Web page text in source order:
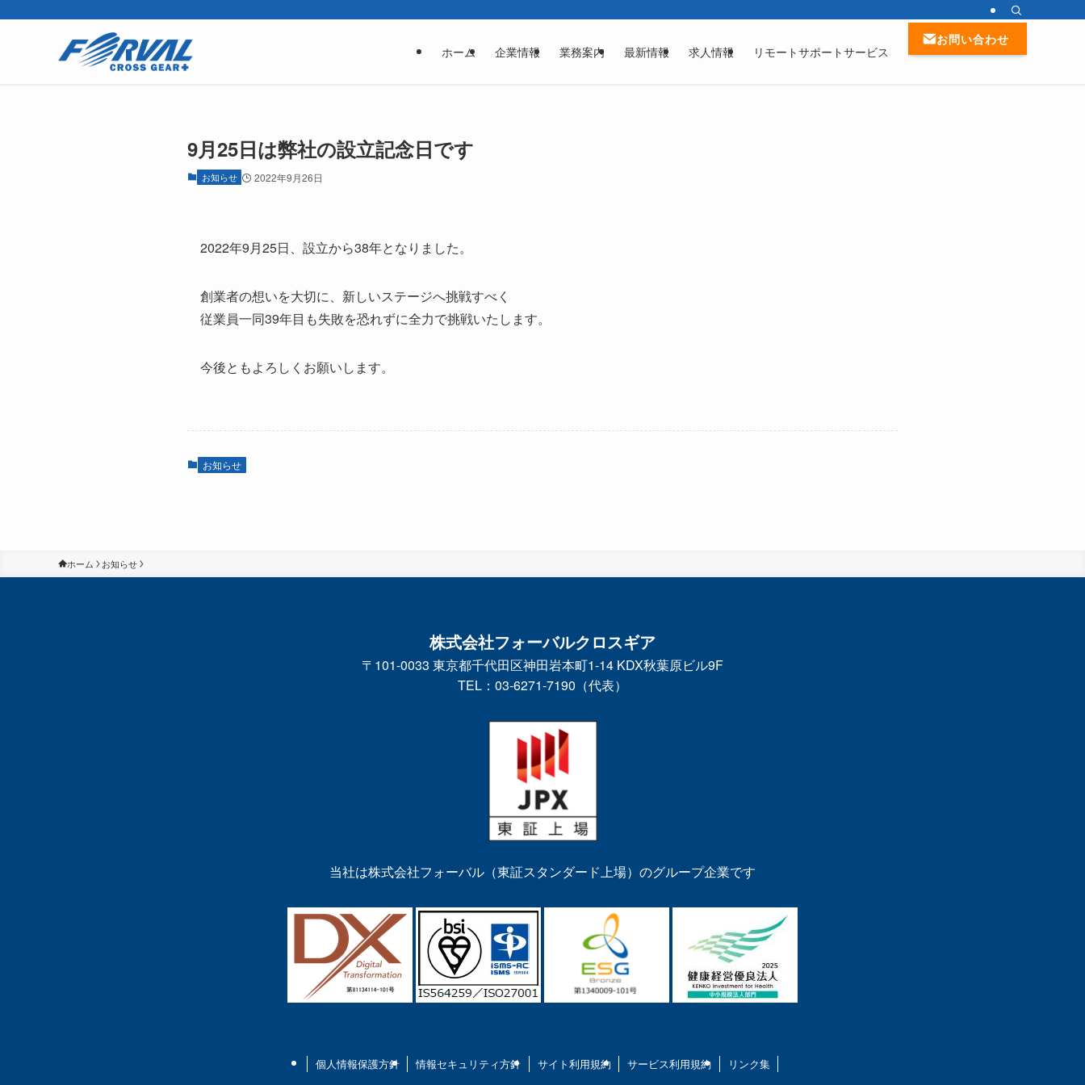
ホーム 企業情報 業務案内 最新情報 求人情報 リモートサポートサービス
お問い合わせ
9月25日は弊社の設立記念日です
お知らせ 2022年9月26日
2022年9月25日、設立から38年となりました。
創業者の想いを大切に、新しいステージへ挑戦すべく
従業員一同39年目も失敗を恐れずに全力で挑戦いたします。
今後ともよろしくお願いします。
お知らせ
ホーム お知らせ
株式会社フォーバルクロスギア
〒101-0033 東京都千代田区神田岩本町1-14 KDX秋葉原ビル9F
TEL：03-6271-7190（代表）
当社は株式会社フォーバル（東証スタンダード上場）のグループ企業です
個人情報保護方針 情報セキュリティ方針 サイト利用規約 サービス利用規約 リンク集